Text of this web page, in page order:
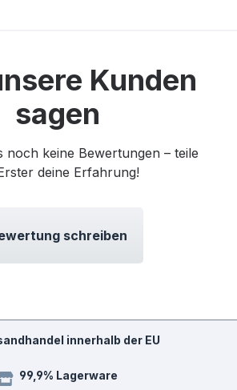
Kunden
sagen
noch keine Bewertungen – teile
deine Erfahrung!
schreiben
innerhalb der EU
99,9% Lagerware